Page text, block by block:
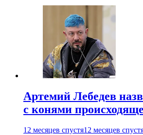
Артемий Лебедев
с конями
12 месяцев спустя12 месяцев